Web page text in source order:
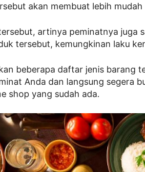
akan membuat lebih mudah
artinya peminatnya juga
tersebut, kemungkinan laku
beberapa daftar jenis barang
Anda dan langsung segera
shop yang sudah ada.